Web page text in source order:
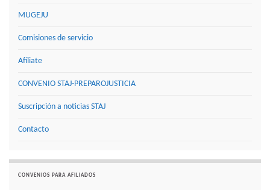
MUGEJU
Comisiones de servicio
Afíliate
CONVENIO STAJ-PREPAROJUSTICIA
Suscripción a noticias STAJ
Contacto
CONVENIOS PARA AFILIADOS